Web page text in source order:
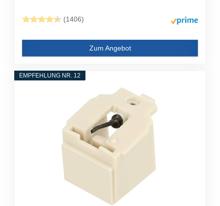
(1406)
Zum Angebot
EMPFEHLUNG NR. 12